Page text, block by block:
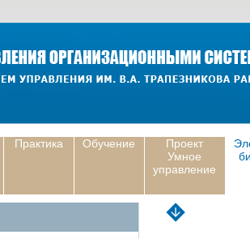
Практика Обучение
Проект
Умное
управление